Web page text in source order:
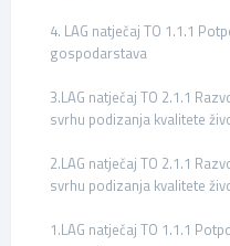
4. LAG natječaj TO 1.1.1
gospodarstava
3.LAG natječaj TO 2.1.1
svrhu podizanja kvalitete
2.LAG natječaj TO 2.1.1
svrhu podizanja kvalitete
1.LAG natječaj TO 1.1.1